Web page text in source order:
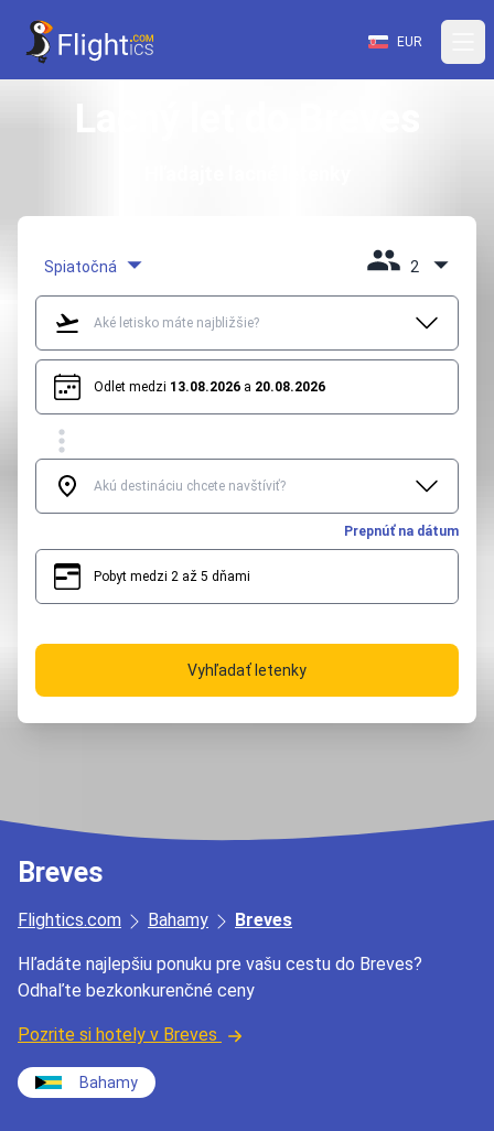
EUR
Spiatočná 2
Odlet medzi 13.08.2026 a 20.08.2026
Prepnúť na dátum
Pobyt medzi 2 až 5 dňami
Vyhľadať letenky
Breves
Flightics.com Bahamy Breves
Hľadáte najlepšiu ponuku pre vašu cestu do Breves?
Odhaľte bezkonkurenčné ceny
Pozrite si hotely v Breves
Bahamy